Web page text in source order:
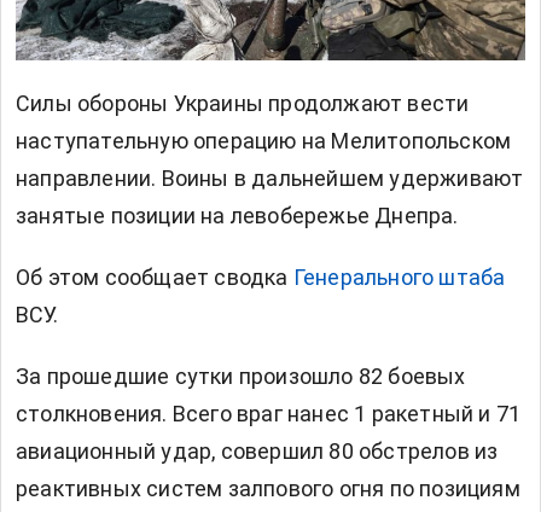
Силы обороны Украины продолжают вести
наступательную операцию на Мелитопольском
направлении. Воины в дальнейшем удерживают
занятые позиции на левобережье Днепра.
Об этом сообщает сводка Генерального штаба
ВСУ.
За прошедшие сутки произошло 82 боевых
столкновения. Всего враг нанес 1 ракетный и 71
авиационный удар, совершил 80 обстрелов из
реактивных систем залпового огня по позициям